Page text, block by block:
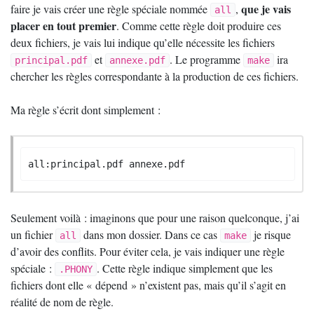
faire je vais créer une règle spéciale nommée
all , que je vais
placer en tout premier. Comme cette règle doit produire ces
deux fichiers, je vais lui indique qu’elle nécessite les fichiers
principal.pdf et annexe.pdf . Le programme make
ira
chercher les règles correspondante à la production de ces fichiers.
Ma règle s’écrit dont simplement :
all:principal.pdf annexe.pdf
Seulement voilà : imaginons que pour une raison quelconque, j’ai
un fichier
all dans mon dossier. Dans ce cas make
je risque
d’avoir des conflits. Pour éviter cela, je vais indiquer une règle
spéciale :
.PHONY . Cette règle indique simplement que les
fichiers dont elle « dépend » n’existent pas, mais qu’il s’agit en
réalité de nom de règle.